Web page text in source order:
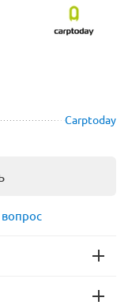
Carptoday